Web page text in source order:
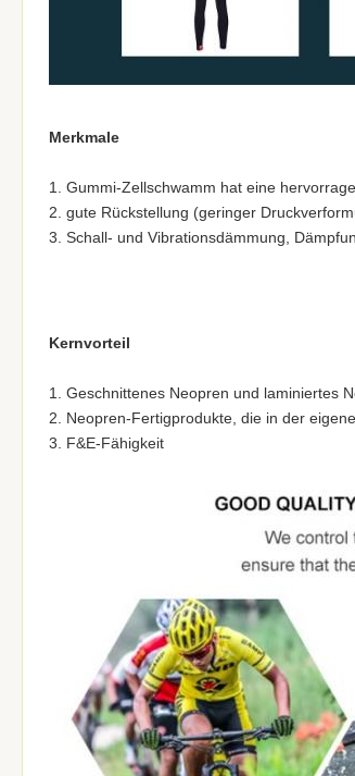
Merkmale
1. Gummi-Zellschwamm hat eine
2. gute Rückstellung (geringer
3. Schall- und Vibrationsdämmung,
Kernvorteil
1. Geschnittenes Neopren und laminiertes
2. Neopren-Fertigprodukte, die in der
3. F&E-Fähigkeit